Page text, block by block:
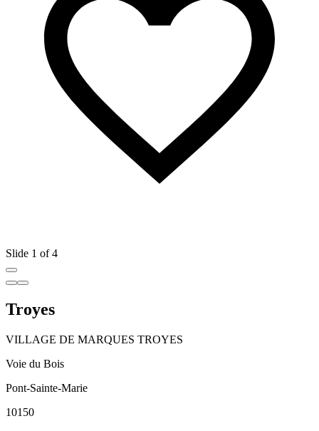
Slide 1 of 4
Troyes
VILLAGE DE MARQUES TROYES
Voie du Bois
Pont-Sainte-Marie
10150